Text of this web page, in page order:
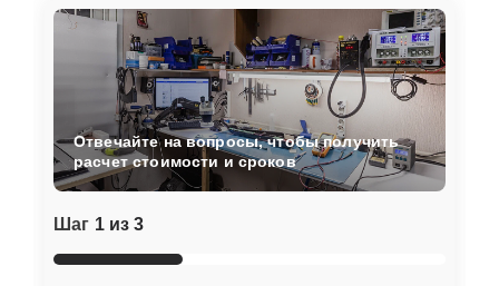
Шаг 1 из 3
Отвечайте на вопросы, чтобы получить
расчет стоимости и сроков